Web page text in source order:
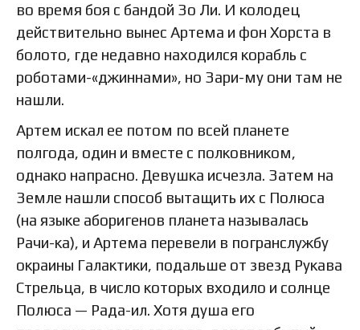
во время боя с бандой Зо Ли. И колодец
действительно вынес Артема и фон Хорста в
болото, где недавно находился корабль с
роботами-«джиннами», но Зари-му они там не
нашли.
Артем искал ее потом по всей планете
полгода, один и вместе с полковником,
однако напрасно. Девушка исчезла. Затем на
Земле нашли способ вытащить их с Полюса
(на языке аборигенов планета называлась
Рачи-ка), и Артема перевели в погранслужбу
окраины Галактики, подальше от звезд Рукава
Стрельца, в число которых входило и солнце
Полюса — Рада-ил. Хотя душа его